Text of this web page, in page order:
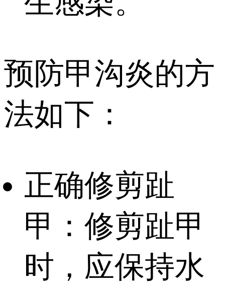
预防甲沟炎的方
法如下：
正确修剪趾
甲：修剪趾甲
时，应保持水